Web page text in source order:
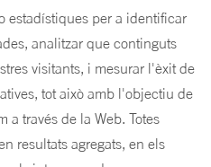
estadístiques per a identificar
analitzar que continguts
visitants, i mesurar l'èxit de
tot això amb l'objectiu de
a través de la Web. Totes
resultats agregats, en els